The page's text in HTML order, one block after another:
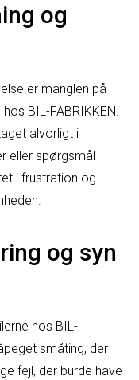
og
er manglen på
BIL-FABRIKKEN.
alvorligt i
eller spørgsmål
i frustration og
og syn
hos BIL-
småting, der
fejl, der burde have